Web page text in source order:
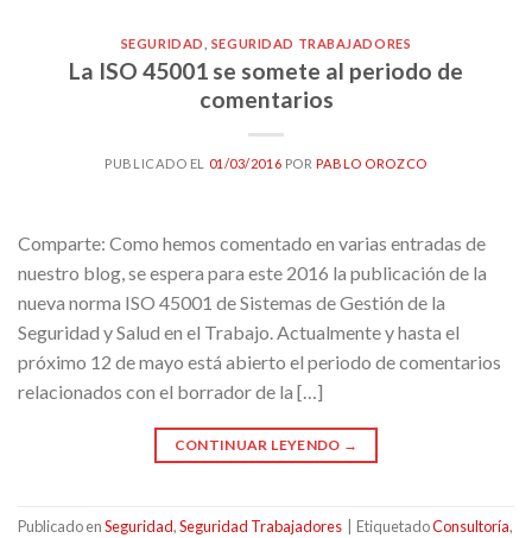
SEGURIDAD SEGURIDAD TRABAJADORES
La ISO 45001 se somete al periodo de
comentarios
PUBLICADO EL 01/03/2016 POR PABLO OROZCO
Comparte: Como hemos comentado en varias entradas de
nuestro blog, se espera para este 2016 la publicación de la
nueva norma ISO 45001 de Sistemas de Gestión de la
Seguridad y Salud en el Trabajo. Actualmente y hasta el
próximo 12 de mayo está abierto el periodo de comentarios
relacionados con el borrador de la […]
CONTINUAR LEYENDO →
Publicado enSeguridad,Seguridad Trabajadores EtiquetadoConsultoría,